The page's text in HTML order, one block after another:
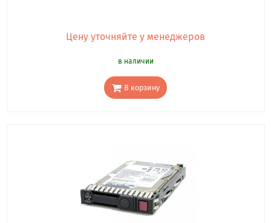
Цену уточняйте у менеджеров
в наличии
В корзину